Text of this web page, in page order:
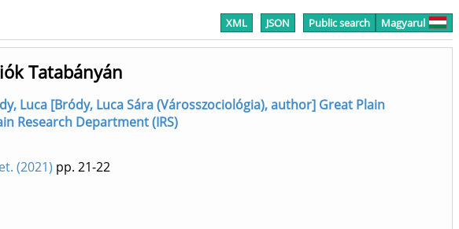
XML JSON Public search Magyarul
Tatabányán
Luca [Bródy, Luca Sára (Városszociológia), author] Great Plain
Research Department (IRS)
(2021) pp. 21-22